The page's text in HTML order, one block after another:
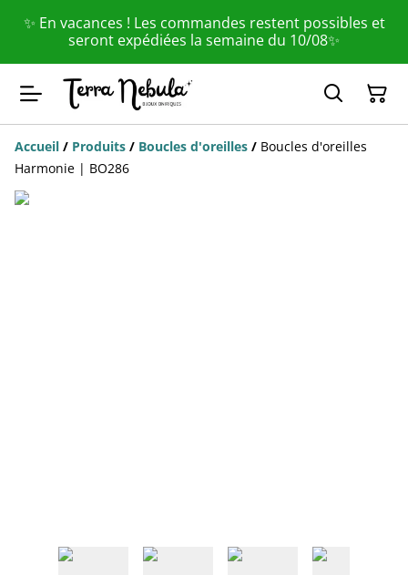
✨ En vacances ! Les commandes restent possibles et
seront expédiées la semaine du 10/08✨
Accueil / Produits / Boucles d'oreilles / Boucles d'oreilles
Harmonie | BO286